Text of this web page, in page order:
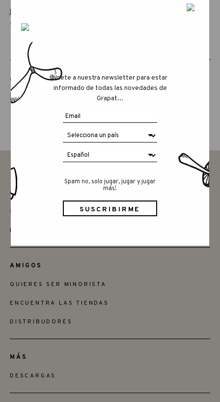
juguetes pueden unir aprendizaje y
sensibilidad.
COMPARTE ESTE ARTÍCULO
Únete a nuestra newsletter para estar
informado de todas las novedades de
Grapat...
Spam no, solo jugar, jugar y jugar
más!
CONTACTAR
SAY HELLO
INSTAGRAM
AMIGOS
QUIERES SER MINORISTA
ENCUENTRA LAS TIENDAS
DISTRIBUDORES
MÁS
DESCARGAS